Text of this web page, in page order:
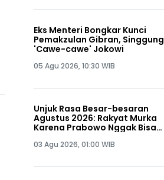
Eks Menteri Bongkar Kunci
Pemakzulan Gibran, Singgung
'Cawe-cawe' Jokowi
05 Agu 2026, 10:30 WIB
Unjuk Rasa Besar-besaran
Agustus 2026: Rakyat Murka
Karena Prabowo Nggak Bisa
03 Agu 2026, 01:00 WIB